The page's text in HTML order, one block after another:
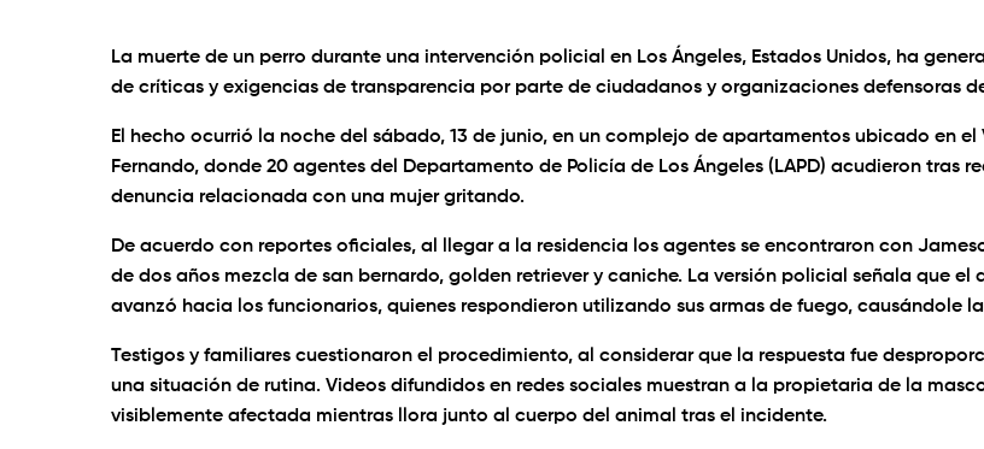
La muerte de un perro durante una intervención policial en Los Ángeles, Estados Unidos, ha
de críticas y exigencias de transparencia por parte de ciudadanos y organizaciones defensoras
El hecho ocurrió la noche del sábado, 13 de junio, en un complejo de apartamentos ubicado en el
Fernando, donde 20 agentes del Departamento de Policía de Los Ángeles (LAPD) acudieron tras
denuncia relacionada con una mujer gritando.
De acuerdo con reportes oficiales, al llegar a la residencia los agentes se encontraron con
de dos años mezcla de san bernardo, golden retriever y caniche. La versión policial señala que el
avanzó hacia los funcionarios, quienes respondieron utilizando sus armas de fuego, causándole
Testigos y familiares cuestionaron el procedimiento, al considerar que la respuesta fue
una situación de rutina. Videos difundidos en redes sociales muestran a la propietaria de la
visiblemente afectada mientras llora junto al cuerpo del animal tras el incidente.
0:00 / 0:47